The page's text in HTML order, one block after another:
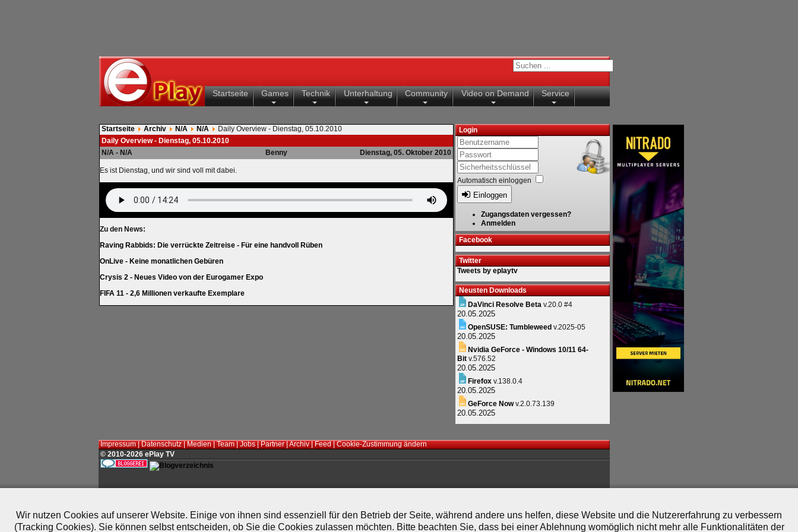
Startseite Games Technik Unterhaltung Community Video on Demand Service
Startseite Archiv N/A N/A
Daily Overview - Dienstag, 05.10.2010
Daily Overview - Dienstag, 05.10.2010
N/A - N/A
Benny Dienstag, 05. Oktober 2010
Es ist Dienstag, und wir sind voll mit dabei.
Zu den News:
Raving Rabbids: Die verrückte Zeitreise - Für eine handvoll Rüben
OnLive - Keine monatlichen Gebüren
Crysis 2 - Neues Video von der Eurogamer Expo
FIFA 11 - 2,6 Millionen verkaufte Exemplare
Login
Automatisch einloggen
Einloggen
Zugangsdaten vergessen?
Anmelden
Facebook
Twitter
Tweets by eplaytv
Neusten Downloads
DaVinci Resolve Beta v.20.0 #4
20.05.2025
OpenSUSE: Tumbleweed v.2025-05
20.05.2025
Nvidia GeForce - Windows 10/11 64-
Bit v.576.52
20.05.2025
Firefox v.138.0.4
20.05.2025
GeForce Nowv.2.0.73.139
20.05.2025
Impressum|Datenschutz|Medien|Team|Jobs|Partner|Archiv|Feed|Cookie-Zustimmung ändern
© 2010-2026 ePlay TV
Wir nutzen Cookies auf unserer Website. Einige von ihnen sind essenziell für den Betrieb der Seite, während andere uns helfen, diese Website und die Nutzererfahrung zu verbessern
(Tracking Cookies). Sie können selbst entscheiden, ob Sie die Cookies zulassen möchten. Bitte beachten Sie, dass bei einer Ablehnung womöglich nicht mehr alle Funktionalitäten der